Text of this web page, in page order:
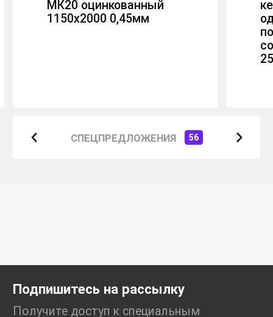
СПЕЦПРЕДЛОЖЕНИЯ 56
МК20 оцинкованный
1150х2000 0,45мм
Подпишитесь на рассылку
Получите доступ к специальным